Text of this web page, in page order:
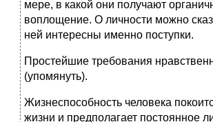
мере, в какой они получают
воплощение. О личности можно
ней интересны именно поступки.
Простейшие требования
(упомянуть).
Жизнеспособность человека
жизни и предполагает постоянное